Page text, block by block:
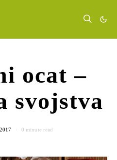
ocat –
svojstva
0 minute read